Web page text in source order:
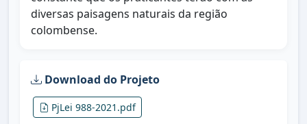
diversas paisagens naturais da região
colombense.
Download do Projeto
PjLei 988-2021.pdf